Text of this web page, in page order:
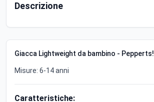
Descrizione
Giacca Lightweight da bambino - Pepperts!
Misure: 6-14 anni
Caratteristiche: